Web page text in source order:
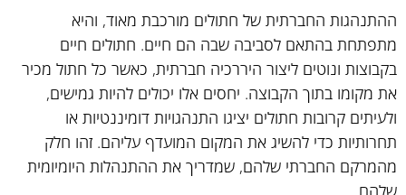
ההתנהגות החברתית של חתולים מורכבת מאוד, והיא
מתפתחת בהתאם לסביבה שבה הם חיים. חתולים חיים
בקבוצות ונוטים ליצור היררכיה חברתית, כאשר כל חתול מכיר
את מקומו בתוך הקבוצה. יחסים אלו יכולים להיות גמישים,
ולעיתים קרובות חתולים יציגו התנהגויות דומיננטיות או
תחרותיות כדי להשיג את המקום המועדף עליהם. זהו חלק
מהמרקם החברתי שלהם, שמדריך את ההתנהלות היומיומית